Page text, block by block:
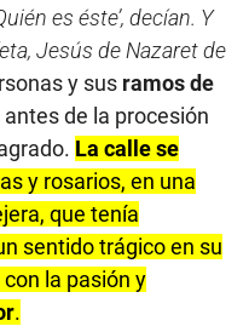
es éste’, decían. Y
Jesús de Nazaret de
y sus ramos de
de la procesión
La calle se
y rosarios, en una
que tenía
sentido trágico en su
la pasión y
.